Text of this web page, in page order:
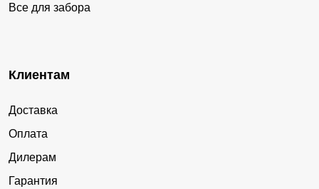
Все для забора
Клиентам
Доставка
Оплата
Дилерам
Гарантия